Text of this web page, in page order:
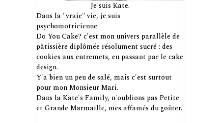
Je suis Kate.
Dans la "vraie" vie, je suis
psychomotricienne.
Do You Cake? c'est mon univers parallèle de
pâtissière diplômée résolument sucré : des
cookies aux entremets, en passant par le cake
design.
Y'a bien un peu de salé, mais c'est surtout
pour mon Monsieur Mari.
Dans la Kate's Family, n'oublions pas Petite
et Grande Marmaille, mes affamés du goûter.